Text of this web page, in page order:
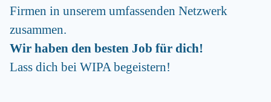
Firmen in unserem umfassenden Netzwerk
zusammen.
Wir haben den besten Job für dich!
Lass dich bei WIPA begeistern!